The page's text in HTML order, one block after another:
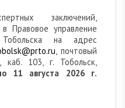
заключений,
Правовое управление
на адрес
, почтовый
каб. 103, г. Тобольск,
11 августа 2026 г.